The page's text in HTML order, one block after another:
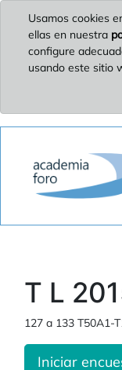
Usamos cookies
ellas en nuestra
configure
usando este sitio
T L
127 a 133 T50A1-
Iniciar